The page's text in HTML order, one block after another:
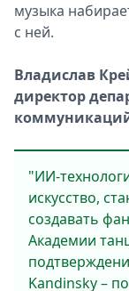
музыка
с ней.
Владислав
директор
"ИИ-
искусство,
создавать
Академии
Kandinsky –